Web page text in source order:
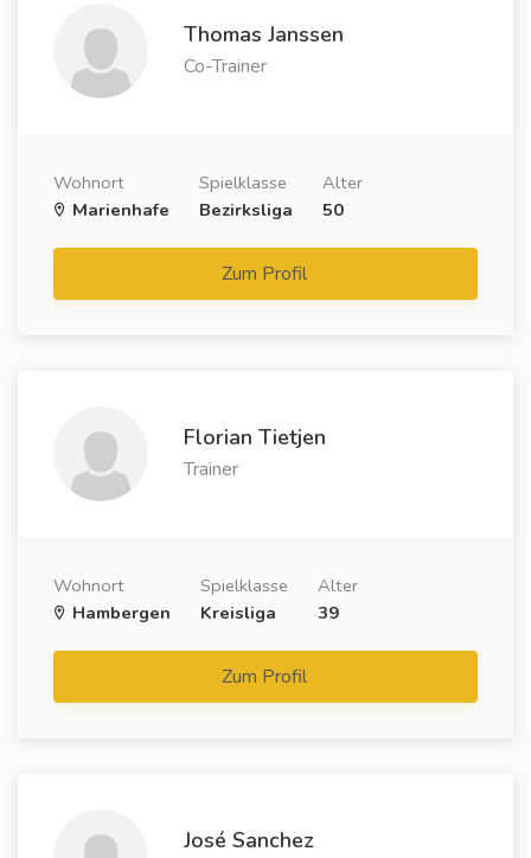
Thomas Janssen
Co-Trainer
Wohnort
Marienhafe
Spielklasse
Bezirksliga
Alter
50
Zum Profil
Florian Tietjen
Trainer
Wohnort
Hambergen
Spielklasse
Kreisliga
Alter
39
Zum Profil
José Sanchez